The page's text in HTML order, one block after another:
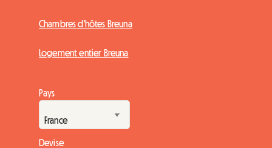
Chambres d'hôtes Breuna
Logement entier Breuna
Pays
Devise